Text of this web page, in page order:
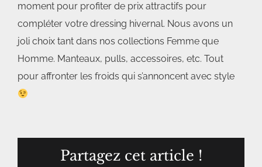
moment pour profiter de prix attractifs pour
compléter votre dressing hivernal. Nous avons un
joli choix tant dans nos collections Femme que
Homme. Manteaux, pulls, accessoires, etc. Tout
pour affronter les froids qui s’annoncent avec style
Partagez cet article !